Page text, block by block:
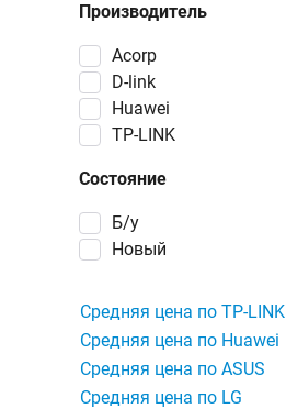
Производитель
Acorp
D-link
Huawei
TP-LINK
Состояние
Б/у
Новый
Средняя цена по TP-LINK
Средняя цена по Huawei
Средняя цена по ASUS
Средняя цена по LG